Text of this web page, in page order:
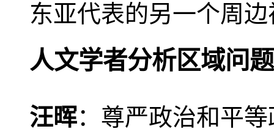
东亚代表的另一个周
人文学者分析区域问题
汪晖：尊严政治和平